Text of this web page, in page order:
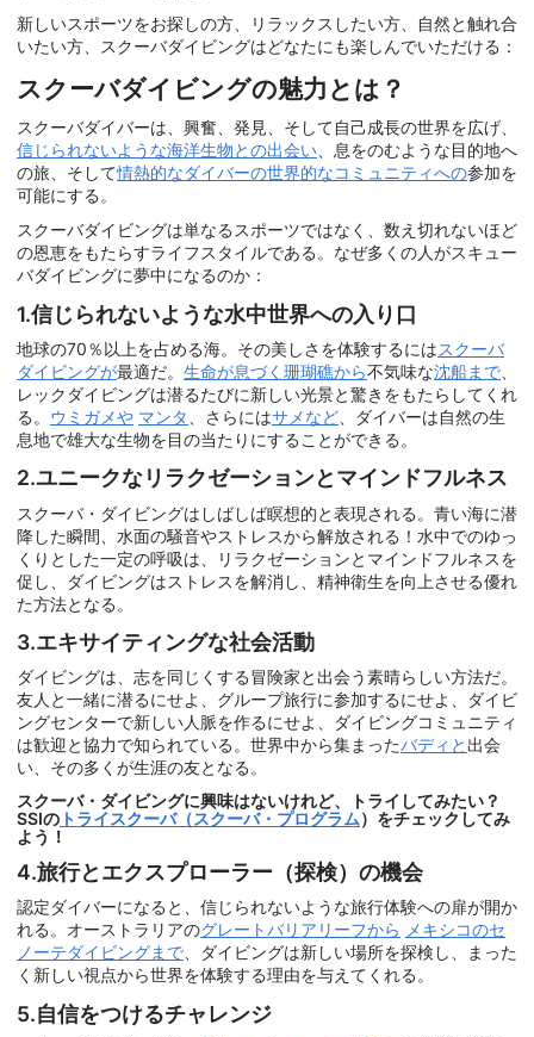
新しいスポーツをお探しの方、リラックスしたい方、自然と触れ合
いたい方、スクーバダイビングはどなたにも楽しんでいただける：
スクーバダイビングの魅力とは？
スクーバダイバーは、興奮、発見、そして自己成長の世界を広げ、
信じられないような海洋生物との出会い 、息をのむような目的地へ
の旅、そして情熱的なダイバーの世界的なコミュニティへの参加を
可能にする。
スクーバダイビングは単なるスポーツではなく、数え切れないほど
の恩恵をもたらすライフスタイルである。なぜ多くの人がスキュー
バダイビングに夢中になるのか：
1.信じられないような水中世界への入り口
地球の70％以上を占める海。その美しさを体験するにはスクーバ
ダイビングが最適だ。 生命が息づく珊瑚礁から不気味な沈船まで
レックダイビングは潜るたびに新しい光景と驚きをもたらしてくれ
る。 ウミガメや マンタ 、さらにはサメなど 、ダイバーは自然の生
息地で雄大な生物を目の当たりにすることができる。
2.ユニークなリラクゼーションとマインドフルネス
スクーバ・ダイビングはしばしば瞑想的と表現される。青い海に潜
降した瞬間、水面の騒音やストレスから解放される！水中でのゆっ
くりとした一定の呼吸は、リラクゼーションとマインドフルネスを
促し、ダイビングはストレスを解消し、精神衛生を向上させる優れ
た方法となる。
3.エキサイティングな社会活動
ダイビングは、志を同じくする冒険家と出会う素晴らしい方法だ。
友人と一緒に潜るにせよ、グループ旅行に参加するにせよ、ダイビ
ングセンターで新しい人脈を作るにせよ、ダイビングコミュニティ
は歓迎と協力で知られている。世界中から集まったバディと 出会
い、その多くが生涯の友となる。
スクーバ・ダイビングに興味はないけれど、トライしてみたい？
SSIの トライスクーバ（スクーバ・プログラム）をチェックしてみ
よう！
4.旅行とエクスプローラー（探検）の機会
認定ダイバーになると、信じられないような旅行体験への扉が開か
れる。オーストラリアのグレートバリアリーフから メキシコのセ
ノーテダイビングまで、ダイビングは新しい場所を探検し、まった
く新しい視点から世界を体験する理由を与えてくれる。
5.自信をつけるチャレンジ